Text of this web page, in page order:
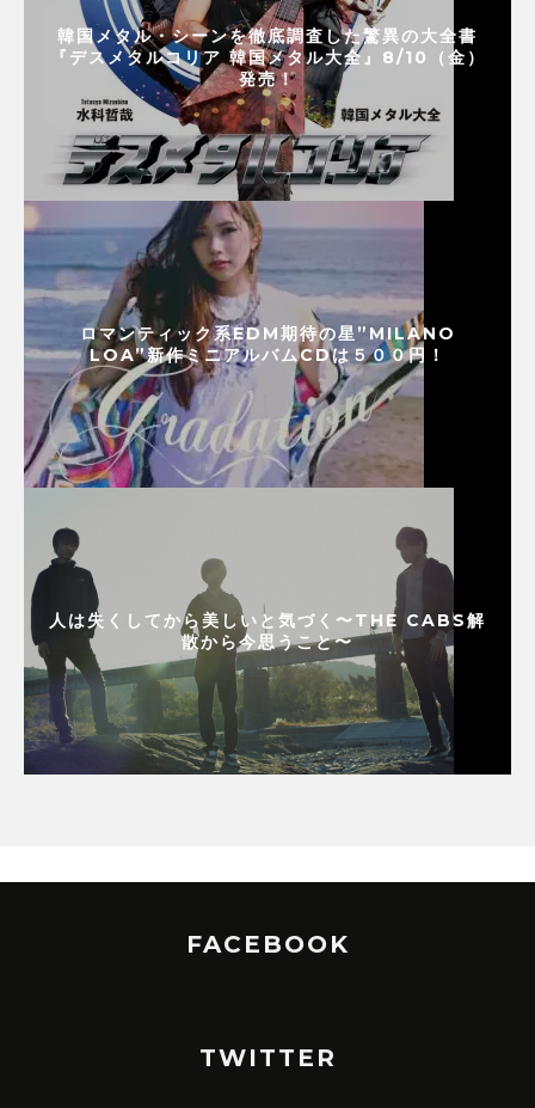
韓国メタル・シーンを徹底調査した驚異の大全書
『デスメタルコリア 韓国メタル大全』8/10（金）
発売！
ロマンティック系EDM期待の星”MILANO
LOA”新作ミニアルバムCDは５００円！
人は失くしてから美しいと気づく〜THE CABS解
散から今思うこと〜
FACEBOOK
TWITTER